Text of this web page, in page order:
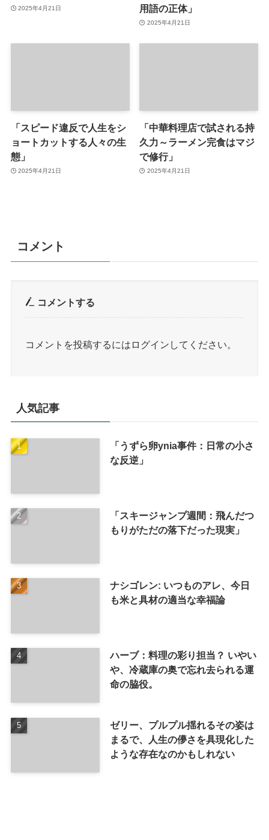
人気記事
「うずら卵ynia事件：日常の小さ
な反逆」
「スキージャンプ週間：飛んだつ
もりがただの落下だった現実」
ナシゴレン: いつものアレ、今日
も米と具材の適当な幸福論
ハーブ：料理の彩り担当？ いやい
や、冷蔵庫の奥で忘れ去られる運
命の脇役。
ゼリー、プルプル揺れるその姿は
まるで、人生の儚さを具現化した
ような存在なのかもしれない
2025年4月21日
用語の正体」
2025年4月21日
「スピード違反で人生をシ
ョートカットする人々の生
態」
2025年4月21日
「中華料理店で試される持
久力～ラーメン完食はマジ
で修行」
2025年4月21日
コメント
コメントする
コメントを投稿するには ログイン してください。